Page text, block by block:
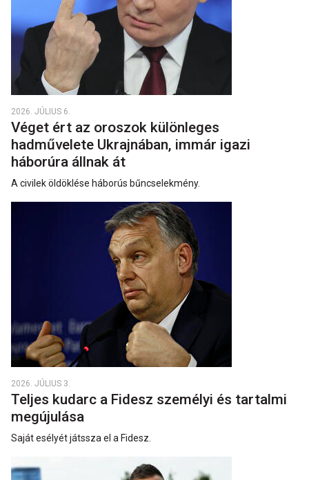
2026. JÚLIUS 6.
Véget ért az oroszok különleges
hadművelete Ukrajnában, immár igazi
háborúra állnak át
A civilek öldöklése háborús bűncselekmény.
2026. JÚLIUS 3.
Teljes kudarc a Fidesz személyi és tartalmi
megújulása
Saját esélyét játssza el a Fidesz.